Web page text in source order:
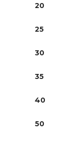
20
25
30
35
40
50